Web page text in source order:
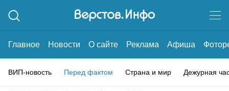
Главное Новости О сайте Реклама Афиша
ВИП-новость Перед фактом Страна и мир Дежурная